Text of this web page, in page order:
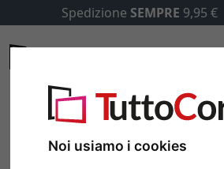
Noi usiamo i cookies
Spedizione SEMPRE 9,95 €